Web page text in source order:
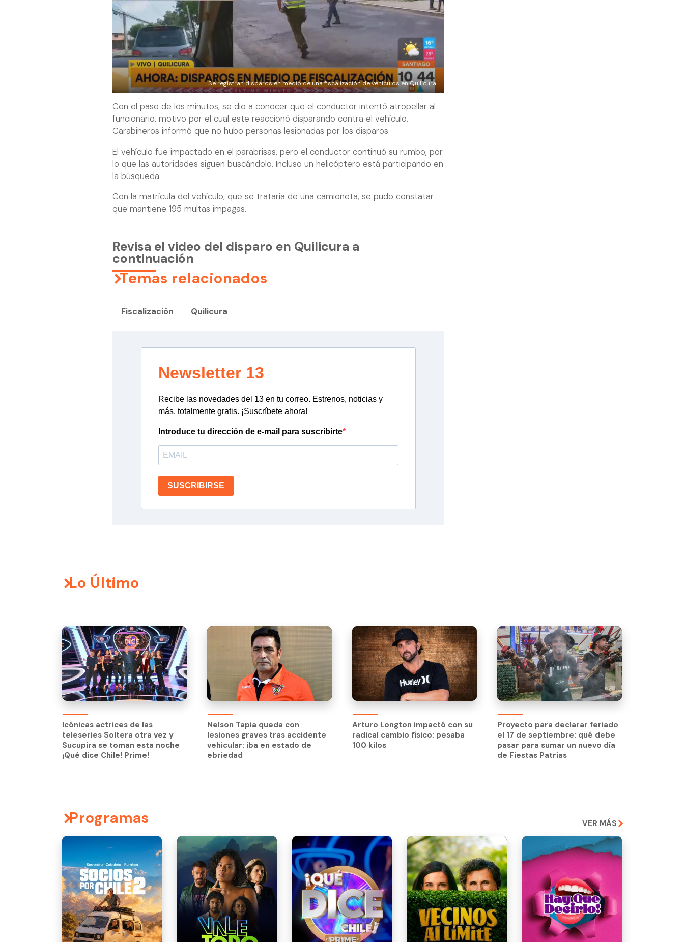
Se registran disparos en medio de una fiscalización de vehículos en Quilicura
Con el paso de los minutos, se dio a conocer que el conductor intentó atropellar al
funcionario, motivo por el cual este reaccionó disparando contra el vehículo.
Carabineros informó que no hubo personas lesionadas por los disparos.
El vehículo fue impactado en el parabrisas, pero el conductor continuó su rumbo, por
lo que las autoridades siguen buscándolo. Incluso un helicóptero está participando en
la búsqueda.
Con la matrícula del vehículo, que se trataría de una camioneta, se pudo constatar
que mantiene 195 multas impagas.
Revisa el video del disparo en Quilicura a
continuación
Temas relacionados
Fiscalización Quilicura
Newsletter 13
Recibe las novedades del 13 en tu correo. Estrenos, noticias y
más, totalmente gratis. ¡Suscríbete ahora!
Introduce tu dirección de e-mail para suscribirte
SUSCRIBIRSE
Lo Último
Icónicas actrices de las
teleseries Soltera otra vez y
Sucupira se toman esta noche
¡Qué dice Chile! Prime!
lesiones graves tras accidente
vehicular: iba en estado de
ebriedad
Nelson Tapia queda con
lesiones graves tras accidente
vehicular: iba en estado de
ebriedad
radical cambio físico: pesaba
100 kilos
Arturo Longton impactó con su
radical cambio físico: pesaba
100 kilos
Proyecto para declarar feriado
el 17 de septiembre: qué debe
pasar para sumar un nuevo día
de Fiestas Patrias
Programas VER MÁS